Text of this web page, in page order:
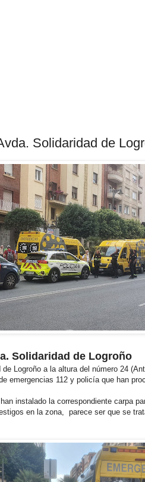
Solidaridad de
Solidaridad de Logroño
Logroño a la altura del número 24
emergencias 112 y policía que han
instalado la correspondiente carpa
en la zona, parece ser que se